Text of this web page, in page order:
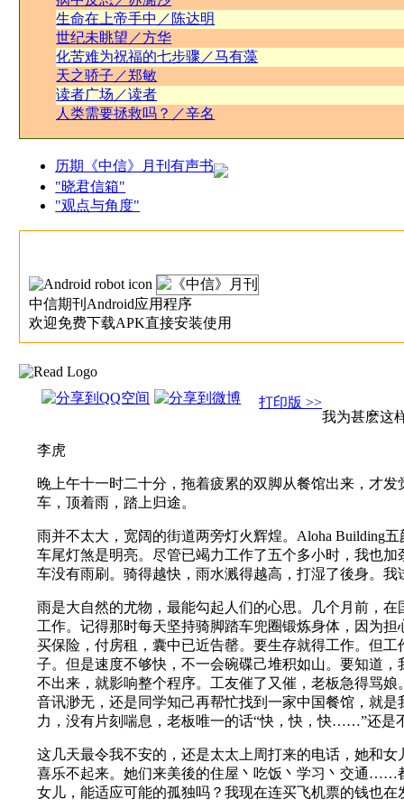
生命在上帝手中／陈达明
世纪未眺望／方华
化苦难为祝福的七步骤／马有藻
天之骄子／郑敏
读者广场／读者
人类需要拯救吗？／辛名
历期《中信》月刊有声书
"晓君信箱"
"观点与角度"
中信期刊Android应用程序
欢迎免费下载APK直接安装使用
打印版 >>
我为甚麽这
李虎
晚上午十一时二十分，拖着疲累的双脚从餐馆出来，才
车，顶着雨，踏上归途。
雨并不太大，宽阔的街道两旁灯火辉煌。Aloha Building
车尾灯煞是明亮。尽管已竭力工作了五个多小时，我也
车没有雨刷。骑得越快，雨水溅得越高，打湿了後身。
雨是大自然的尤物，最能勾起人们的心思。几个月前，
工作。记得那时每天坚持骑脚踏车兜圈锻炼身体，因为
买保险，付房租，囊中已近告罄。要生存就得工作。但
子。但是速度不够快，不一会碗碟己堆积如山。要知道
不出来，就影响整个程序。工友催了又催，老板急得骂
音讯渺无，还是同学知己再帮忙找到一家中国餐馆，就
力，没有片刻喘息，老板唯一的话“快，快，快……”还是
这几天最令我不安的，还是太太上周打来的电话，她和
喜乐不起来。她们来美後的住屋丶吃饭丶学习丶交通……
女儿，能适应可能的孤独吗？我现在连买飞机票的钱也在